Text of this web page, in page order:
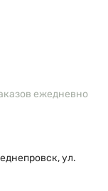
ежедневно
ул.